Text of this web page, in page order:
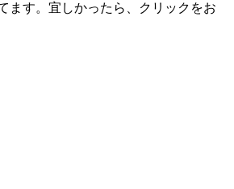
ます。宜しかったら、クリックをお